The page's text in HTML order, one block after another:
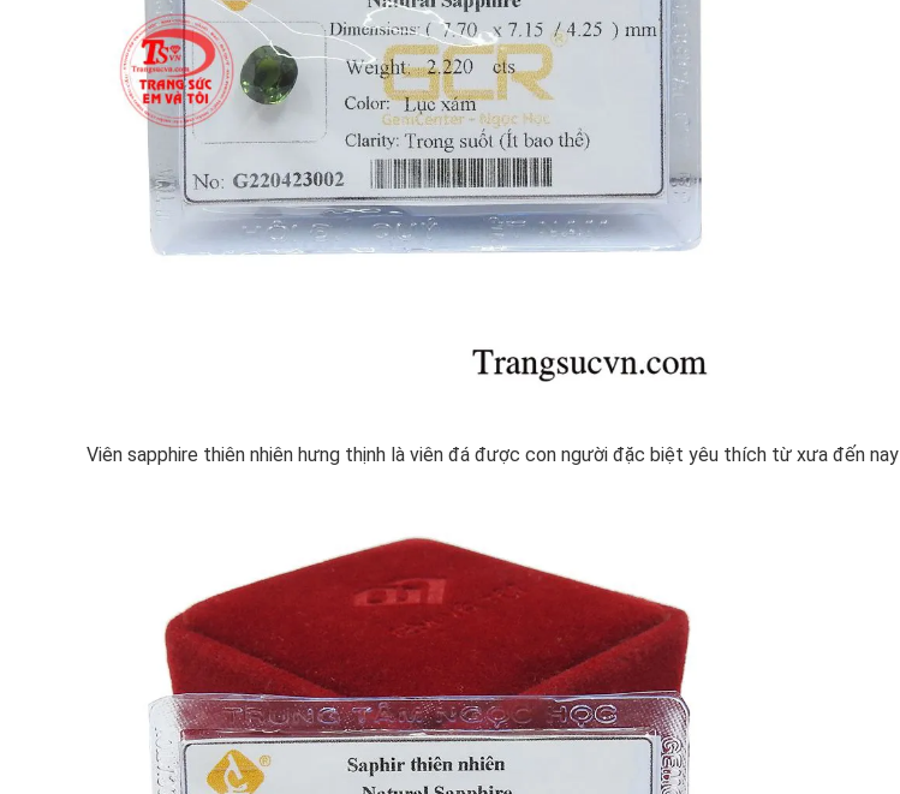
Viên sapphire thiên nhiên hưng thịnh là viên đá được con người đặc biệt yêu thích từ xưa đến nay